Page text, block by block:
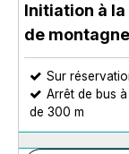
Initiation à
de montagne
Sur
Arrêt de bus
de 300 m